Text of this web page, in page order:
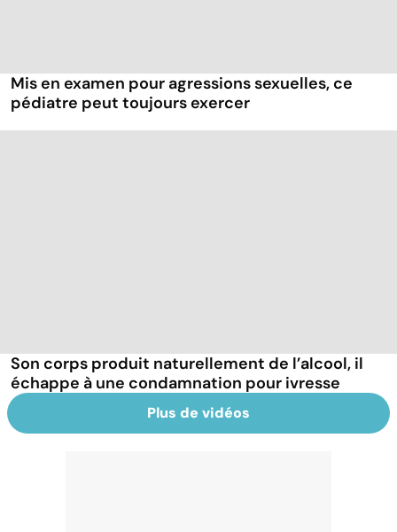
Mis en examen pour agressions sexuelles, ce
pédiatre peut toujours exercer
Son corps produit naturellement de l’alcool, il
échappe à une condamnation pour ivresse
Plus de vidéos